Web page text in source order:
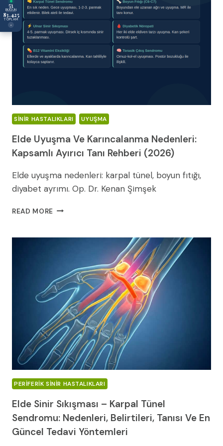
53
BUGÜN
83.425
TOPLAM
×
SINIR HASTALIKLARI UYUŞMA
Elde Uyuşma Ve Karıncalanma Nedenleri:
Kapsamlı Ayırıcı Tanı Rehberi (2026)
Elde uyuşma nedenleri: karpal tünel, boyun fıtığı,
diyabet ayrımı. Op. Dr. Kenan Şimşek
READ MORE ELDE
KARINCALANMA
AYIRICI
TANI
REHBERI
(2026)
PERIFERIK SINIR HASTALIKLARI
Elde Sinir Sıkışması – Karpal Tünel
Sendromu: Nedenleri, Belirtileri, Tanısı Ve En
Güncel Tedavi Yöntemleri